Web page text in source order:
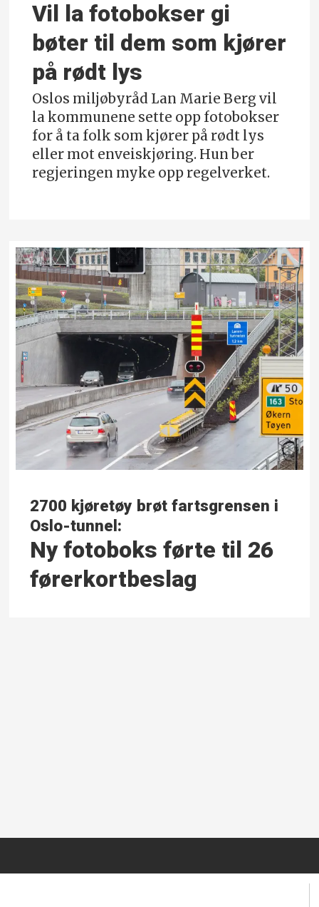
Vil la fotobokser gi
bøter til dem som kjører
på rødt lys
Oslos miljøbyråd Lan Marie Berg vil
la kommunene sette opp fotobokser
for å ta folk som kjører på rødt lys
eller mot enveiskjøring. Hun ber
regjeringen myke opp regelverket.
2700 kjøretøy brøt fartsgrensen i
Oslo-tunnel:
Ny fotoboks førte til 26
førerkortbeslag